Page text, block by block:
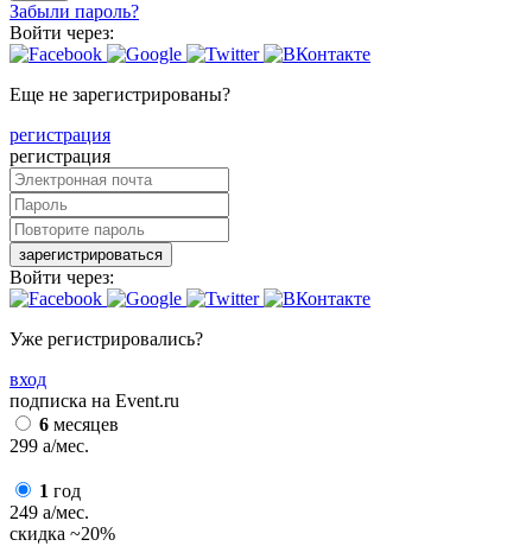
Забыли пароль?
Войти через:
Еще не зарегистрированы?
регистрация
регистрация
зарегистрироваться
Войти через:
Уже регистрировались?
вход
подписка на Event.ru
6 месяцев
299 a/мес.
1 год
249 a/мес.
скидка ~20%